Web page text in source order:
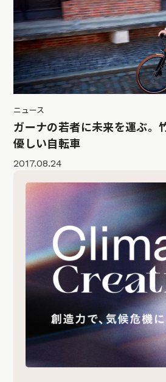
ニュース
ガーナの若者に未来を運ぶ。
優しい自転車
2017.08.24